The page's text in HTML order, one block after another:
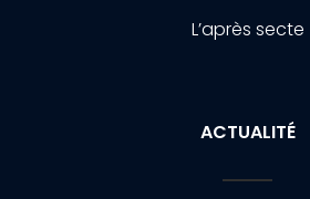
L’après secte
ACTUALITÉ